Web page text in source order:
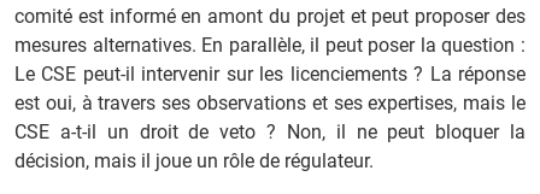
comité est informé en amont du projet et peut proposer des
mesures alternatives. En parallèle, il peut poser la question :
Le CSE peut-il intervenir sur les licenciements ? La réponse
est oui, à travers ses observations et ses expertises, mais le
CSE a-t-il un droit de veto ? Non, il ne peut bloquer la
décision, mais il joue un rôle de régulateur.